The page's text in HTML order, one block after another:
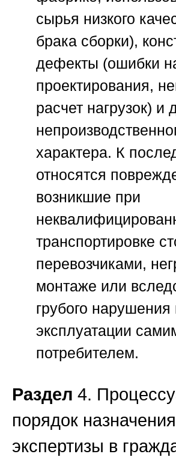
сырья низкого
брака сборки),
дефекты (ошибки
проектирования,
расчет нагрузок) и
характера. К
относятся
возникшие при
транспортировке
перевозчиками,
монтаже или
грубого нарушения
эксплуатации
потребителем.
Раздел 4.
порядок назначения
экспертизы в